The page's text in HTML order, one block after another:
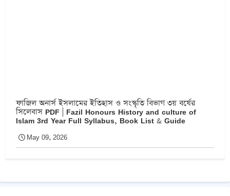
ফাজিল অনার্স ইসলামের ইতিহাস ও সংস্কৃতি বিভাগ ৩য় বর্ষের
সিলেবাস PDF | Fazil Honours History and culture of
Islam 3rd Year Full Syllabus, Book List & Guide
May 09, 2026